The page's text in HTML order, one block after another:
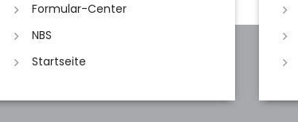
Formular-Center
NBS
Startseite